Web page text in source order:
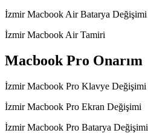
İzmir Macbook Air Batarya Değişimi
İzmir Macbook Air Tamiri
Macbook Pro Onarım
İzmir Macbook Pro Klavye Değişimi
İzmir Macbook Pro Ekran Değişimi
İzmir Macbook Pro Batarya Değişimi